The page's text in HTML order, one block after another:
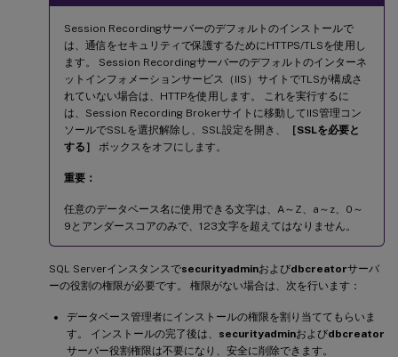
Session Recordingサーバーのデフォルトのインストールで
は、通信をセキュリティで保護するためにHTTPS/TLSを使用し
ます。 Session Recordingサーバーのデフォルトのインターネ
ットインフォメーションサービス（IIS）サイトでTLSが構成さ
れていない場合は、HTTPを使用します。 これを実行するに
は、Session Recording Brokerサイトに移動してIIS管理コン
ソールでSSLを選択解除し、SSL設定を開き、
［SSLを必要と
する］
ボックスをオフにします。
重要：
任意のデータベース名に使用できる文字は、A～Z、a～z、0～
9とアンダースコアのみで、123文字を超えてはなりません。
SQL Serverインスタンスでsecurityadminおよびdbcreatorサーバ
ーの役割の権限が必要です。 権限がない場合は、次を行います：
データベース管理者にインストールの権限を割り当ててもらいま
す。 インストールの完了後は、 securityadminおよびdbcreator
サーバー役割権限は不要になり、安全に削除できます。